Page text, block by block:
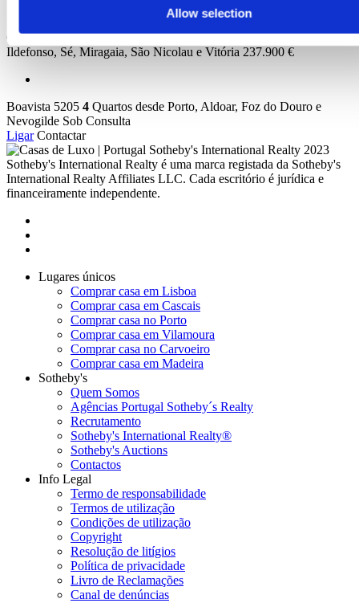
Allow selection
Cunha Residence1a3Quartos desde Porto, Cedofeita, Santo
Ildefonso, Sé, Miragaia, São Nicolau e Vitória 237.900 €
Boavista 5205 4 Quartos desde Porto, Aldoar, Foz do Douro e
Nevogilde Sob Consulta
Ligar Contactar
2023
Sotheby's International Realty é uma marca registada da Sotheby's
International Realty Affiliates LLC. Cada escritório é jurídica e
financeiramente independente.
Lugares únicos
Comprar casa em Lisboa
Comprar casa em Cascais
Comprar casa no Porto
Comprar casa em Vilamoura
Comprar casa no Carvoeiro
Comprar casa em Madeira
Sotheby's
Quem Somos
Agências Portugal Sotheby´s Realty
Recrutamento
Sotheby's International Realty®
Sotheby's Auctions
Contactos
Info Legal
Termo de responsabilidade
Termos de utilização
Condições de utilização
Copyright
Resolução de litígios
Política de privacidade
Livro de Reclamações
Canal de denúncias